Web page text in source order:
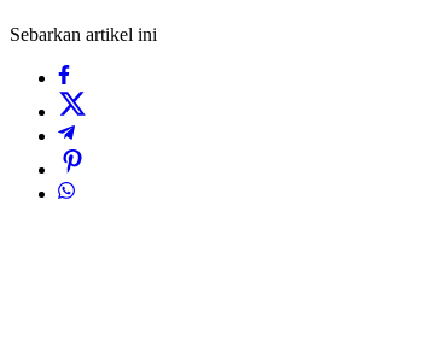
Sebarkan artikel ini